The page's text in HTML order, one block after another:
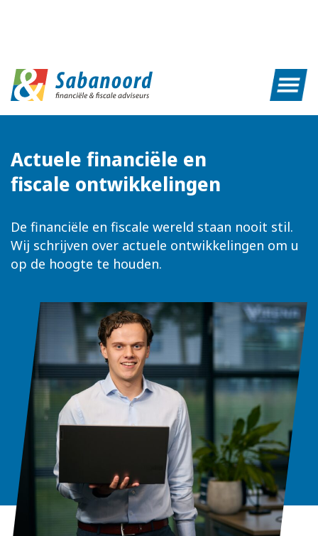
Actuele financiële en
fiscale ontwikkelingen
De financiële en fiscale wereld staan nooit stil.
Wij schrijven over actuele ontwikkelingen om u
op de hoogte te houden.